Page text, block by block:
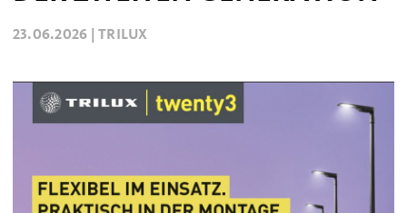
23.06.2026 |TRILUX